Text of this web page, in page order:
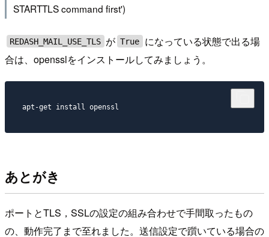
STARTTLS command first')
REDASH_MAIL_USE_TLS が True
になっている状態で出る場
合は、opensslをインストールしてみましょう。
あとがき
ポートとTLS，SSLの設定の組み合わせで手間取ったもの
の、動作完了まで至れました。送信設定で躓いている場合の